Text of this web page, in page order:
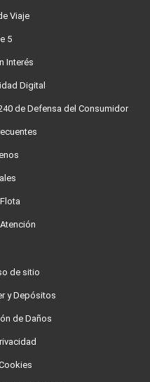
Viaje
5
Interés
Digital
de Defensa del Consumidor
de sitio
y Depósitos
de Daños